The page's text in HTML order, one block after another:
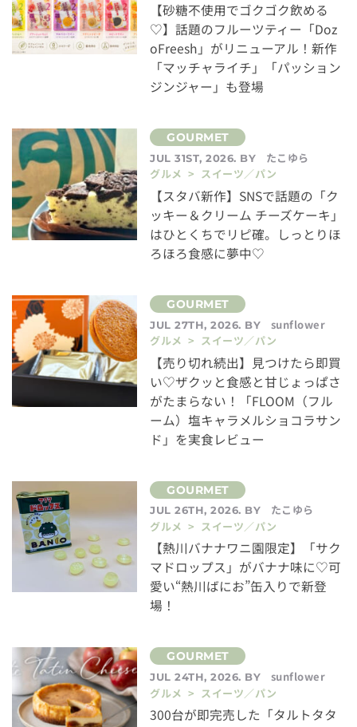
【砂糖不使用でゴクゴク飲める
♡】話題のフルーツティー「Doz
oFreesh」がリニューアル！新作
「マッチャライチ」「パッション
ジンジャー」も登場
JUL 31ST, 2026. BY
たこゆら
グルメ > スイーツ／パン
【スタバ新作】SNSで話題の「ク
ッキー＆クリーム チーズケーキ」
はひとくちでリピ確。しっとりほ
ろほろ食感に夢中♡
JUL 27TH, 2026. BY
sunflower
グルメ > スイーツ／パン
【売り切れ続出】見つけたら即買
い♡ザクッと食感と甘じょっぱさ
がたまらない！「FLOOM（フル
ーム）塩キャラメルショコラサン
ド」を実食レビュー
JUL 26TH, 2026. BY
たこゆら
グルメ > スイーツ／パン
【熱川バナナワニ園限定】「サク
マドロップス」がバナナ味に♡可
愛い“熱川ばにお”缶入りで新登
場！
JUL 24TH, 2026. BY
sunflower
グルメ > スイーツ／パン
300台が即完売した「タルトタタ